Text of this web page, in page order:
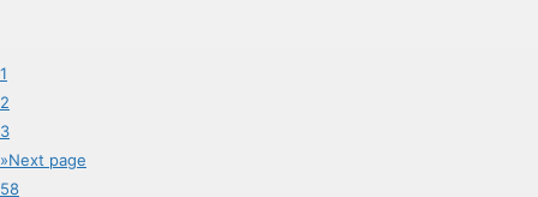
1
2
3
»Next page
58